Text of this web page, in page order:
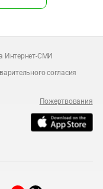
Интернет-СМИ
согласия
Пожертвования